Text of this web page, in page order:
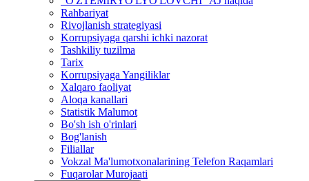
Rahbariyat
Rivojlanish strategiyasi
Korrupsiyaga qarshi ichki nazorat
Tashkiliy tuzilma
Tarix
Korrupsiyaga Yangiliklar
Xalqaro faoliyat
Aloqa kanallari
Statistik Malumot
Bo'sh ish o'rinlari
Bog'lanish
Filiallar
Vokzal Ma'lumotxonalarining Telefon Raqamlari
Fuqarolar Murojaati